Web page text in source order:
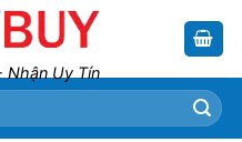
Nhận Uy Tín